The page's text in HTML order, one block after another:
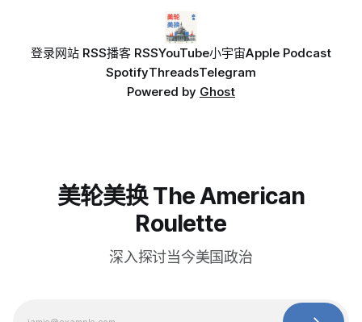
登录网站 RSS播客 RSSYouTube小宇宙Apple Podcast
SpotifyThreadsTelegram
Powered by Ghost
美轮美换 The American
Roulette
深入探讨当今美国政治